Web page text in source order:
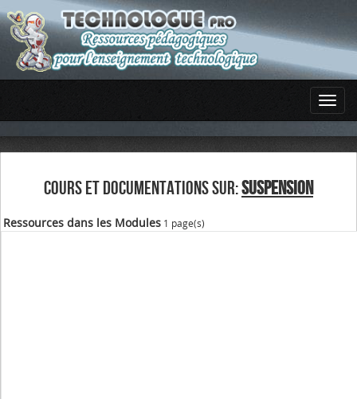
COURS ET DOCUMENTATIONS SUR:SUSPENSION
Ressources dans les Modules 1 page(s)